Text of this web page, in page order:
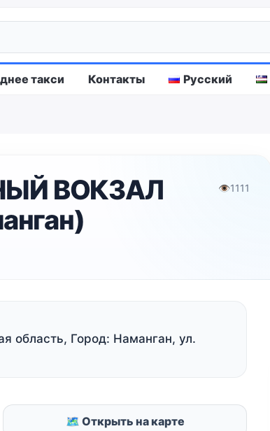
такси Контакты Русский
ВОКЗАЛ
👁1111
область, Город: Наманган, ул.
🗺 Открыть на карте